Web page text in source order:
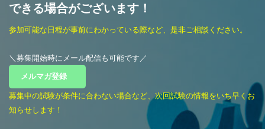
できる場合がございます！
参加可能な日程が事前にわかっている際など、是非ご相談ください。
＼募集開始時にメール配信も可能です／
メルマガ登録
募集中の試験が条件に合わない場合など、次回試験の情報をいち早くお
知らせします！